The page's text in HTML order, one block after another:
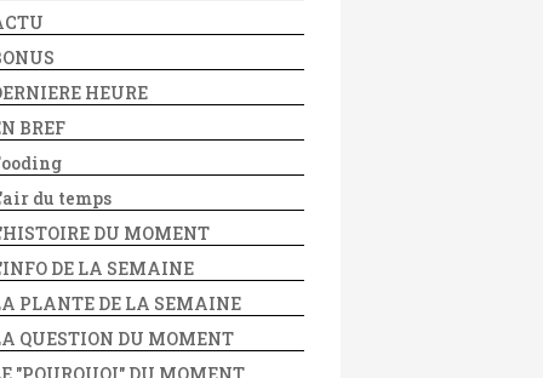
HEURE
BREF
du temps
DU MOMENT
DE LA SEMAINE
PLANTE DE LA SEMAINE
QUESTION DU MOMENT